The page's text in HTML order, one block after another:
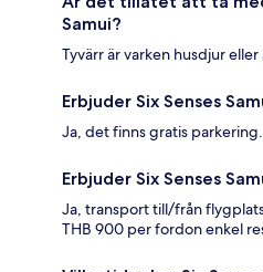
Samui?
Tyvärr är varken husdjur
Erbjuder Six Senses
Ja, det finns gratis parkering.
Erbjuder Six Senses
Ja, transport till/från
THB 900 per fordon enkel